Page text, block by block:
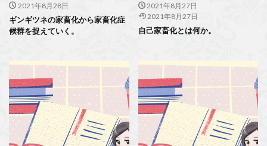
2021年8月28日
ギンギツネの家畜化から家畜化症
候群を捉えていく。
2021年8月27日
2021年8月27日
自己家畜化とは何か。